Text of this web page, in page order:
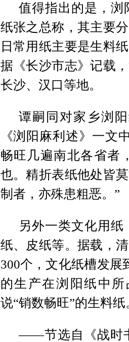
值得指出的是，浏
纸张之总称，其主要
日常用纸主要是生料
据《长沙市志》记载
长沙、汉口等地。
谭嗣同对家乡浏
《浏阳麻利述》一文
畅旺几遍南北各省者
也。精折表纸他处皆
制者，亦殊患粗恶。”
另外一类文化用
纸、皮纸等。据载，
300个，文化纸槽发展
的生产在浏阳纸中
说“销数畅旺”的生料纸
——节选自《战时